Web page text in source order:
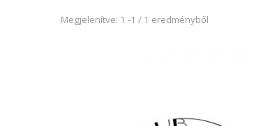
Megjelenítve: 1 -1 / 1 eredményből